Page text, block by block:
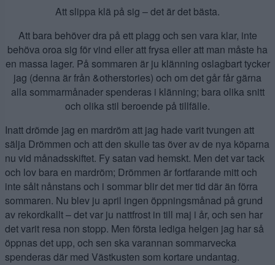
Att slippa klä på sig – det är det bästa.
Att bara behöver dra på ett plagg och sen vara klar, inte
behöva oroa sig för vind eller att frysa eller att man måste ha
en massa lager. På sommaren är ju klänning oslagbart tycker
jag (denna är från &otherstories) och om det går får gärna
alla sommarmånader spenderas i klänning; bara olika snitt
och olika stil beroende på tillfälle.
Inatt drömde jag en mardröm att jag hade varit tvungen att
sälja Drömmen och att den skulle tas över av de nya köparna
nu vid månadsskiftet. Fy satan vad hemskt. Men det var tack
och lov bara en mardröm; Drömmen är fortfarande mitt och
inte sålt nånstans och i sommar blir det mer tid där än förra
sommaren. Nu blev ju april ingen öppningsmånad på grund
av rekordkallt – det var ju nattfrost in till maj i år, och sen har
det varit resa non stopp. Men första lediga helgen jag har så
öppnas det upp, och sen ska varannan sommarvecka
spenderas där med Västkusten som kortare undantag.